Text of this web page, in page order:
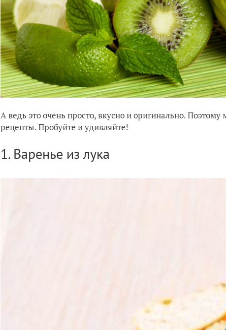
А ведь это очень просто, вкусно и оригинально.
рецепты. Пробуйте и удивляйте!
1. Варенье из лука